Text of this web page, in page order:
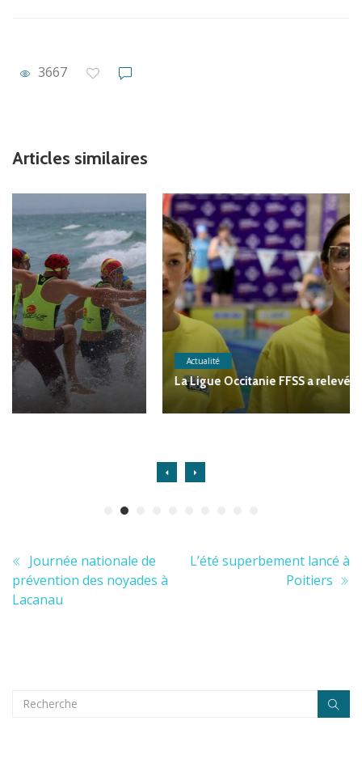
3667
Articles similaires
Actualité
La Ligue Occitanie FFSS a relevé un défi inédit
Journée nationale de
prévention des noyades à
Lacanau
L’été superbement lancé à
Poitiers